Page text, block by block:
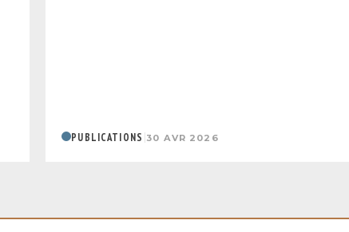
PUBLICATIONS 30 AVR 2026